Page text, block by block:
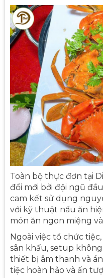
Toàn bộ thực đơn tại
đổi mới bởi đội ngũ
cam kết sử dụng
với kỹ thuật nấu ăn
món ăn ngon miệng
Ngoài việc tổ chức
sân khấu, setup
thiết bị âm thanh và
tiệc hoàn hảo và ấn